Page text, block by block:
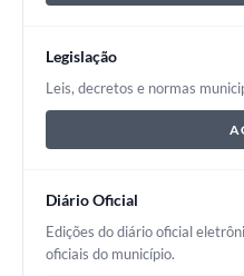
Legislação
Leis, decretos e normas
Diário Oficial
Edições do diário oficial
oficiais do município.